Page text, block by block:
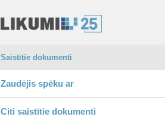
Saistītie dokumenti
Zaudējis spēku ar
Citi saistītie dokumenti